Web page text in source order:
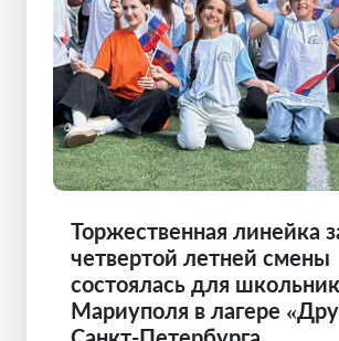
Торжественная линейка
четвертой летней смены
состоялась для
Мариуполя в лагере